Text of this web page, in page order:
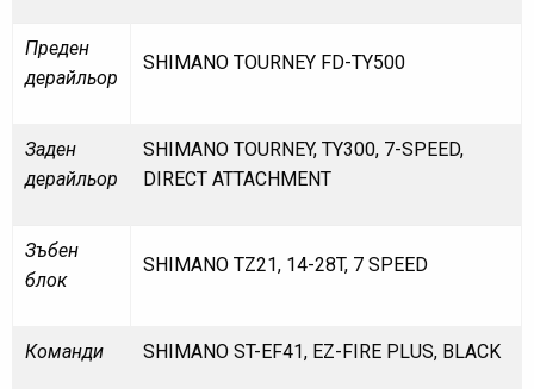
Преден
дерайльор
SHIMANO TOURNEY FD-TY500
Заден
дерайльор
SHIMANO TOURNEY, TY300, 7-SPEED,
DIRECT ATTACHMENT
Зъбен
блок
SHIMANO TZ21, 14-28T, 7 SPEED
Команди SHIMANO ST-EF41, EZ-FIRE PLUS, BLACK